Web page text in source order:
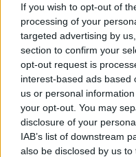
If you wish to opt-out of
processing of your
targeted advertising by
section to confirm your
opt-out request is
interest-based ads based
us or personal
your opt-out. You may
disclosure of your
IAB’s list of downstream
also be disclosed by us
DEIXA UNA RESPOSTA